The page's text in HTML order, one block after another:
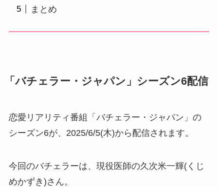
まとめ
「バチェラー・ジャパン」シーズン6配信
恋愛リアリティ番組「バチェラー・ジャパン」の
シーズン6が、2025/6/5(木)から配信されます。
今回のバチェラーは、現役医師の久次米一輝(くじ
めかずき)さん。